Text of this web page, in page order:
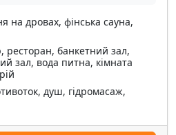
на дровах, фінська сауна,
ресторан, банкетний зал,
зал, вода питна, кімната
душ, гідромасаж,